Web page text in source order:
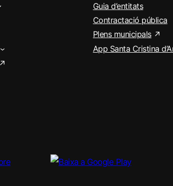
Guia d’entitats
Contractació pública
Plens municipals
App Santa Cristina